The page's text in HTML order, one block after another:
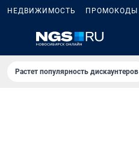
НЕДВИЖИМОСТЬ ПРОМОКОДЫ
Растет популярность дискаунтеров